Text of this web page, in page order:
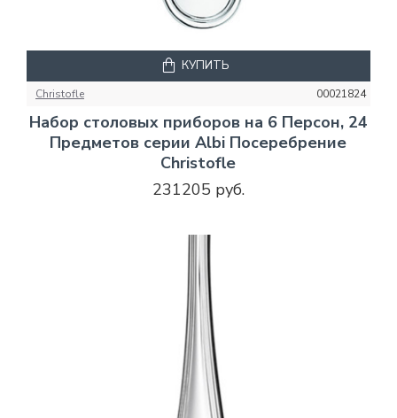
Christofle 00021824
Набор столовых приборов на 6 Персон, 24
Предметов серии Albi Посеребрение
Christofle
231205 руб.
КУПИТЬ